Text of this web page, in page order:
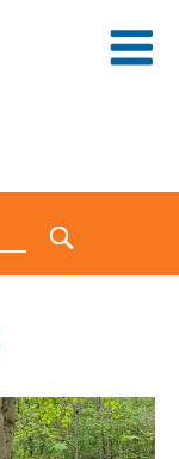
Suche